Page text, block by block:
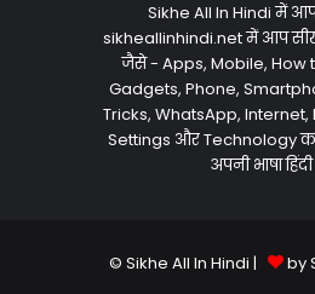
Sikhe All In Hindi में
sikheallinhindi.net में आप
जैसे - Apps, Mobile, How
Gadgets, Phone,
Tricks, WhatsApp,
Settings और Technology का
अपनी भाषा
© Sikhe All In Hindi |
by